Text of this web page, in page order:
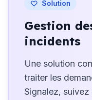
Solution
Gestion
incidents
Une solution
traiter les
Signalez,